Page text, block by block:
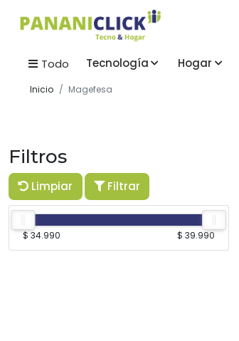
Todo Tecnología Hogar
Inicio Magefesa
Filtros
Limpiar Filtrar
$ 34.990 $ 39.990